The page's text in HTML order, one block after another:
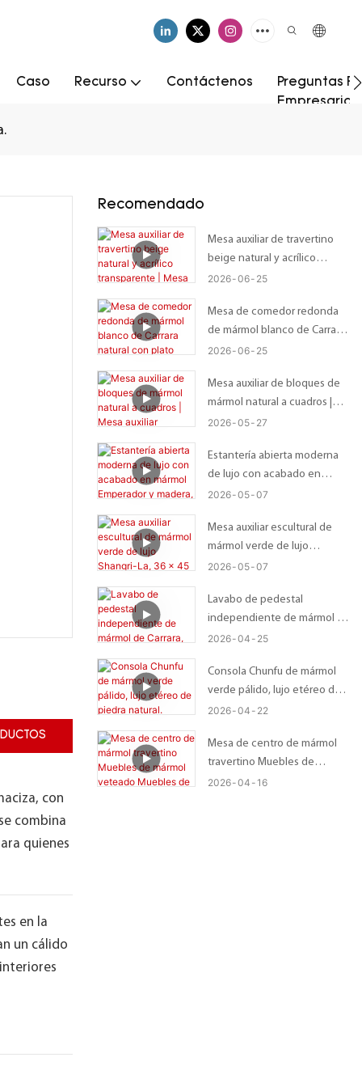
Caso Recurso Contáctenos
Preguntas
con
combina
quienes
en la
un cálido
Recomendado
Mesa auxiliar de travertino
beige natural y acrílico
transparente | Mesa auxiliar
tablero irregular orgánico –
Tamaño personalizado
disponible
2026 06 25
Mesa de comedor redonda
de mármol blanco de Carrara
natural con plato giratorio
2026 06 25
Mesa auxiliar de bloques de
mármol natural a cuadros |
Mesa auxiliar moderna de lujo
2026 05 27
Estantería abierta moderna
de lujo con acabado en
mármol Emperador y madera,
2026 05 07
Mesa auxiliar escultural de
mármol verde de lujo
Shangri-La, 36 x 45 cm.
2026 05 07
Lavabo de pedestal
independiente de mármol de
Carrara, pieza central de
2026 04 25
Consola Chunfu de mármol
verde pálido, lujo etéreo de
piedra natural.
2026 04 22
Mesa de centro de mármol
travertino Muebles de
mármol veteado Muebles de
2026 04 16